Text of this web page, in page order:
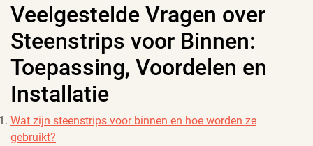
Veelgestelde Vragen over
Steenstrips voor Binnen:
Toepassing, Voordelen en
Installatie
Wat zijn steenstrips voor binnen en hoe worden ze
gebruikt?